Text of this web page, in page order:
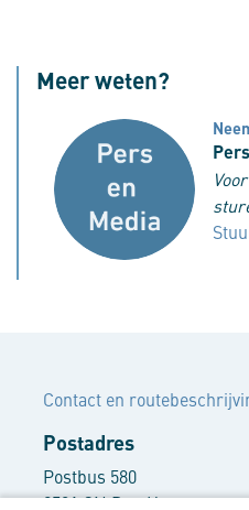
Meer weten?
Contact
Contact en
Postadres
Postbus 580
2501 CN Den Haag